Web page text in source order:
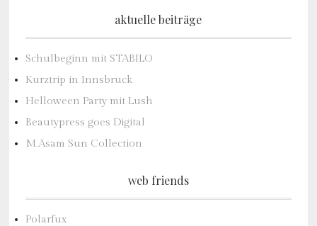
aktuelle beiträge
Schulbeginn mit STABILO
Kurztrip in Innsbruck
Helloween Party mit Lush
Beautypress goes Digital
M.Asam Sun Collection
web friends
Polarfux